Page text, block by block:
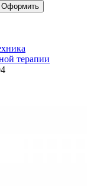
Оформить
терапии